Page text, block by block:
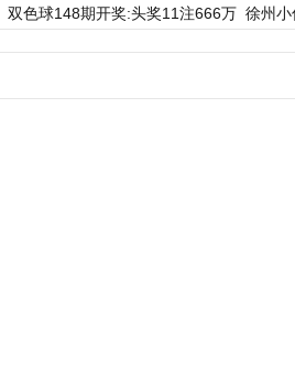
双色球148期开奖:头奖11注666万 徐州